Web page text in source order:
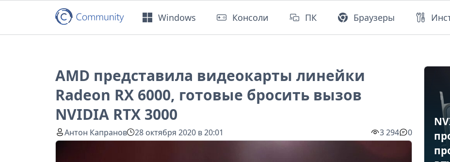
Windows Консоли ПК Браузеры
AMD представила видеокарты линейки
Radeon RX 6000, готовые бросить вызов
NVIDIA RTX 3000
Антон Капранов 28 октября 2020 в 20:01 3 294 0